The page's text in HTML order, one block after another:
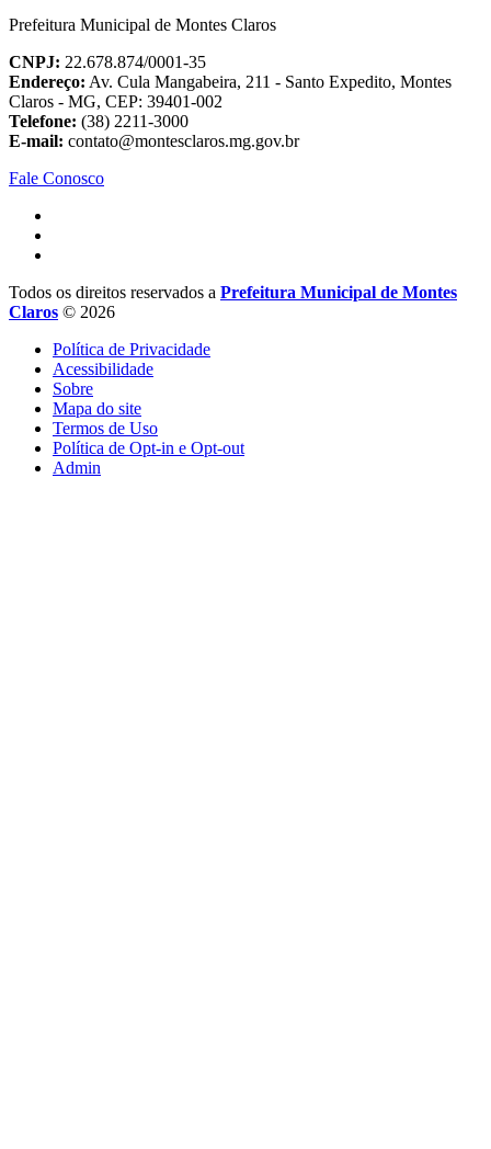
Prefeitura Municipal de Montes Claros
CNPJ: 22.678.874/0001-35
Endereço: Av. Cula Mangabeira, 211 - Santo Expedito, Montes
Claros - MG, CEP: 39401-002
Telefone: (38) 2211-3000
E-mail: contato@montesclaros.mg.gov.br
Fale Conosco
Todos os direitos reservados a Prefeitura Municipal de Montes
Claros © 2026
Política de Privacidade
Acessibilidade
Sobre
Mapa do site
Termos de Uso
Política de Opt-in e Opt-out
Admin